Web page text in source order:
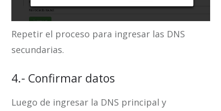
Repetir el proceso para ingresar las DNS
secundarias.
4.- Confirmar datos
Luego de ingresar la DNS principal y